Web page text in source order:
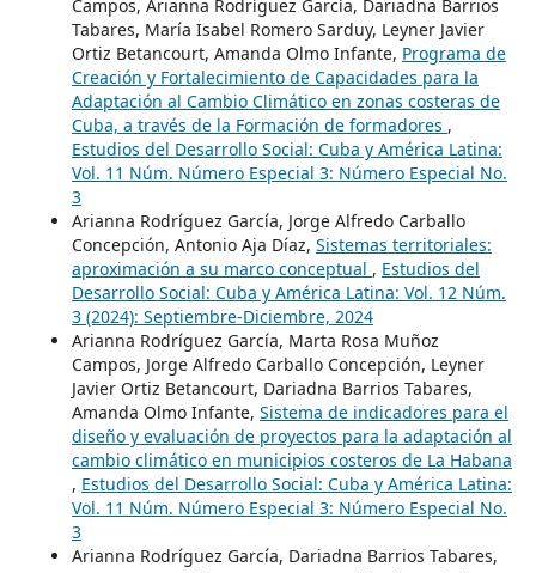
Campos, Arianna Rodríguez García, Dariadna Barrios
Tabares, María Isabel Romero Sarduy, Leyner Javier
Ortiz Betancourt, Amanda Olmo Infante, Programa de
Creación y Fortalecimiento de Capacidades para la
Adaptación al Cambio Climático en zonas costeras de
Cuba, a través de la Formación de formadores ,
Estudios del Desarrollo Social: Cuba y América Latina:
Vol. 11 Núm. Número Especial 3: Número Especial No.
3
Arianna Rodríguez García, Jorge Alfredo Carballo
Concepción, Antonio Aja Díaz, Sistemas territoriales:
aproximación a su marco conceptual , Estudios del
Desarrollo Social: Cuba y América Latina: Vol. 12 Núm.
3 (2024): Septiembre-Diciembre, 2024
Arianna Rodríguez García, Marta Rosa Muñoz
Campos, Jorge Alfredo Carballo Concepción, Leyner
Javier Ortiz Betancourt, Dariadna Barrios Tabares,
Amanda Olmo Infante, Sistema de indicadores para el
diseño y evaluación de proyectos para la adaptación al
cambio climático en municipios costeros de La Habana
, Estudios del Desarrollo Social: Cuba y América Latina:
Vol. 11 Núm. Número Especial 3: Número Especial No.
3
Arianna Rodríguez García, Dariadna Barrios Tabares,